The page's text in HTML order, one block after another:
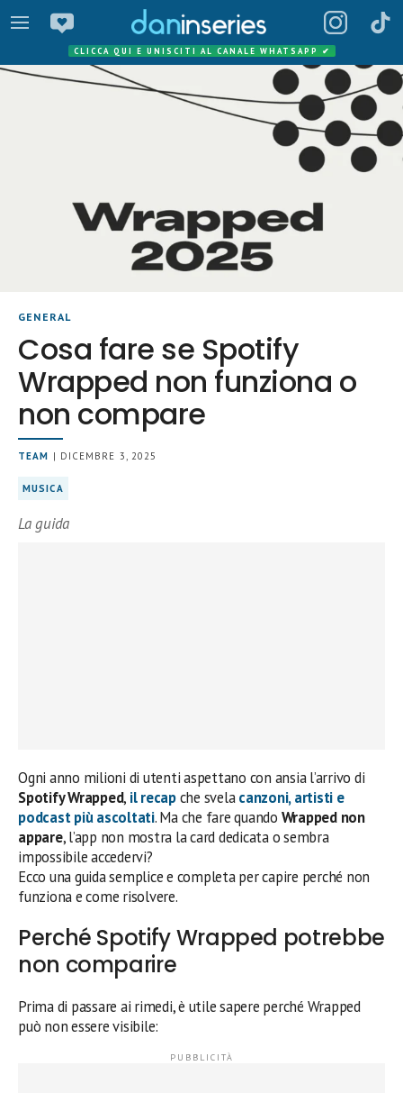
CLICCA QUI E UNISCITI AL CANALE WHATSAPP ✔
GENERAL
Cosa fare se Spotify
Wrapped non funziona o
non compare
TEAM | DICEMBRE 3, 2025
MUSICA
La guida
Ogni anno milioni di utenti aspettano con ansia l’arrivo di
Spotify Wrapped, il recapche svelacanzoni, artisti e
podcast più ascoltati. Ma che fare quando Wrapped non
appare, l’app non mostra la card dedicata o sembra
impossibile accedervi?
Ecco una guida semplice e completa per capire perché non
funziona e come risolvere.
Perché Spotify Wrapped potrebbe
non comparire
Prima di passare ai rimedi, è utile sapere perché Wrapped
può non essere visibile: